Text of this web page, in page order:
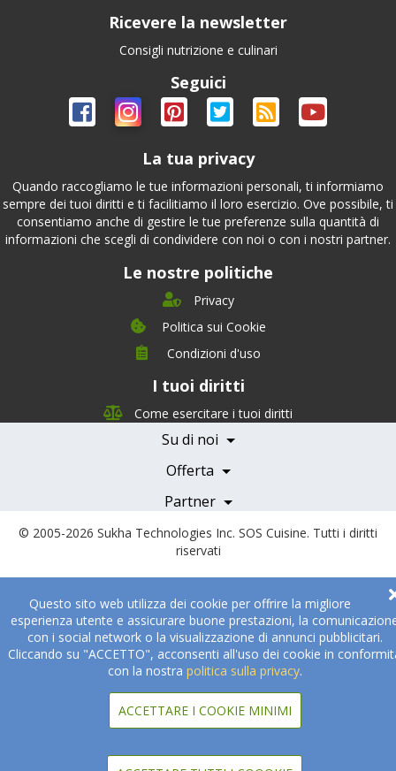
Questo sito web utilizza dei cookie per offrire la migliore
esperienza utente e assicurare buone prestazioni, la
con i social network o la visualizzazione di annunci pubblicitari.
Cliccando su "ACCETTO", acconsenti all'uso dei cookie in
con la nostra politica sulla privacy.
ACCETTARE I COOKIE MINIMI
Ricevere la newsletter
Consigli nutrizione e culinari
Seguici
La tua privacy
Quando raccogliamo le tue informazioni personali, ti informiamo
sempre dei tuoi diritti e ti facilitiamo il loro esercizio. Ove possibile, ti
consentiamo anche di gestire le tue preferenze sulla quantità di
informazioni che scegli di condividere con noi o con i nostri partner.
Le nostre politiche
Privacy
Politica sui Cookie
Condizioni d'uso
I tuoi diritti
Come esercitare i tuoi diritti
Su di noi
Chi siamo
Management Team
Team Nutrizione
Offerta
Testimonials
Servizi e Tariffe
Partner
Medici e Professionisti
Becoming a Partner
© 2005-2026 Sukha Technologies Inc. SOS Cuisine. Tutti i diritti
riservati